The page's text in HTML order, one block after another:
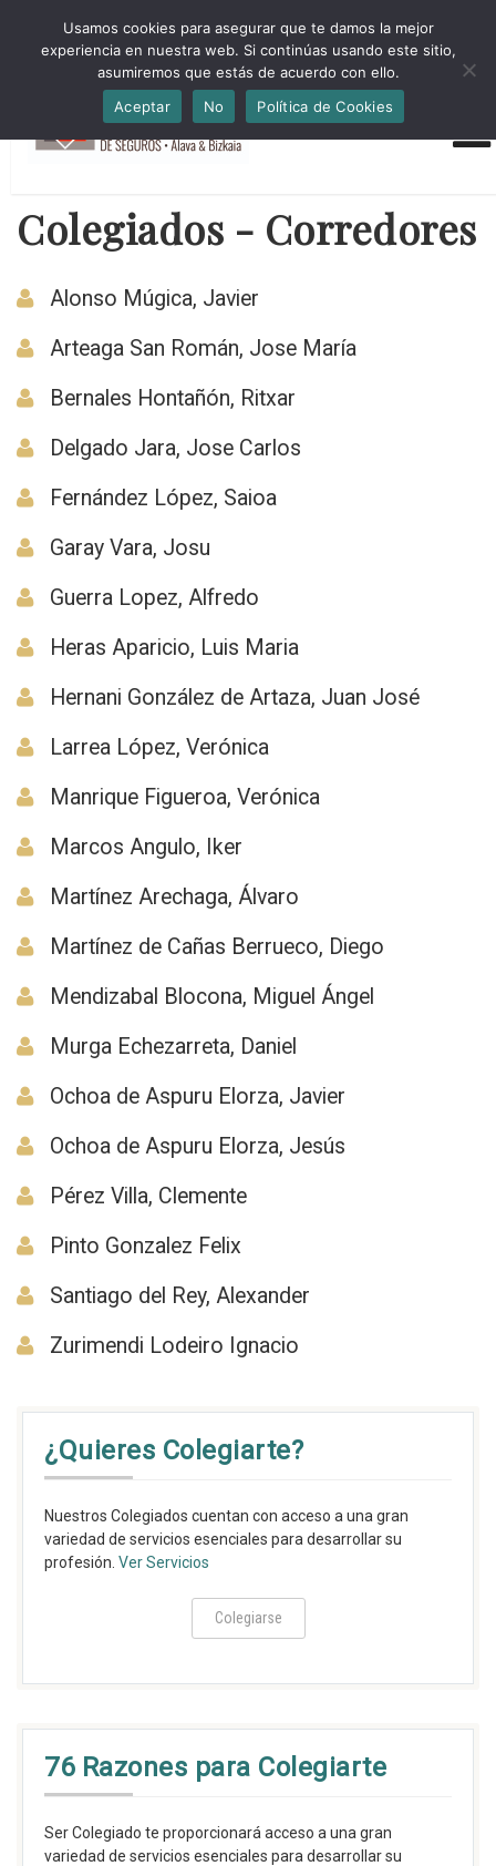
HORARIO INVIERNO Lun-Jue 09:00-16:30 Vier 9:00-14:00
administracion@cmsab.eus 94.442.43.43 Móvil y Whatsapp
688.889.170
Colegiados - Corredores
Alonso Múgica, Javier
Arteaga San Román, Jose María
Bernales Hontañón, Ritxar
Delgado Jara, Jose Carlos
Fernández López, Saioa
Garay Vara, Josu
Guerra Lopez, Alfredo
Heras Aparicio, Luis Maria
Hernani González de Artaza, Juan José
Larrea López, Verónica
Manrique Figueroa, Verónica
Marcos Angulo, Iker
Martínez Arechaga, Álvaro
Martínez de Cañas Berrueco, Diego
Mendizabal Blocona, Miguel Ángel
Murga Echezarreta, Daniel
Ochoa de Aspuru Elorza, Javier
Ochoa de Aspuru Elorza, Jesús
Pérez Villa, Clemente
Pinto Gonzalez Felix
Santiago del Rey, Alexander
Zurimendi Lodeiro Ignacio
¿Quieres Colegiarte?
Nuestros Colegiados cuentan con acceso a una gran
variedad de servicios esenciales para desarrollar su
profesión. Ver Servicios
Colegiarse
76 Razones para Colegiarte
Ser Colegiado te proporcionará acceso a una gran
variedad de servicios esenciales para desarrollar su
Usamos cookies para asegurar que te damos la mejor
experiencia en nuestra web. Si continúas usando este sitio,
asumiremos que estás de acuerdo con ello.
Aceptar
No Política de Cookies